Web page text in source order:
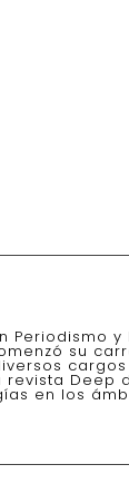
Periodismo
su
Deep
en los